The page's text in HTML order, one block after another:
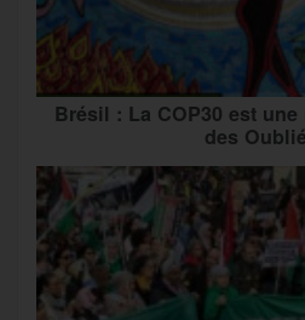
Brésil : La COP30 est une
des